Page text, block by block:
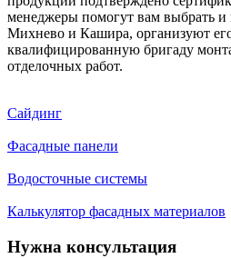
менеджеры помогут вам выбрать и
Михнево и Кашира, организуют
квалифицированную бригаду
отделочных работ.
Сайдинг
Фасадные панели
Водосточные системы
Калькулятор фасадных материалов
Нужна консультация